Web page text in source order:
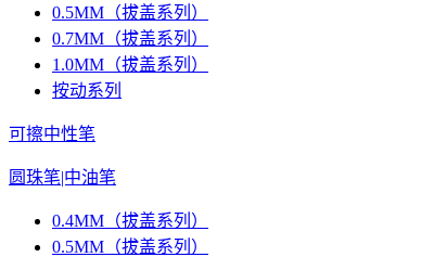
0.5MM（拔盖系列）
0.7MM（拔盖系列）
1.0MM（拔盖系列）
按动系列
可擦中性笔
圆珠笔|中油笔
0.4MM（拔盖系列）
0.5MM（拔盖系列）